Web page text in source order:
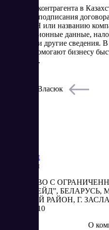
Проверка контрагента в
сделки до подписания
БИН, ИИН или названию
регистрационные данные,
лицензии и другие сведения.
которые помогают бизнесу
партнеров.
Елена Власюк
Market
Реквизиты
ОБЩЕСТВО С
“АБЕСТРЕЙД”,
МИНСКИЙ РАЙОН, Г.
2, КОМ. 310
О